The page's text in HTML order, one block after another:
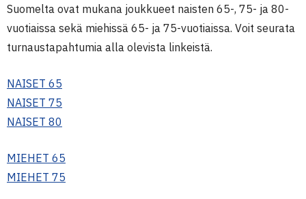
Suomelta ovat mukana joukkueet naisten 65-, 75- ja 80-
vuotiaissa sekä miehissä 65- ja 75-vuotiaissa. Voit seurata
turnaustapahtumia alla olevista linkeistä.
NAISET 65
NAISET 75
NAISET 80
MIEHET 65
MIEHET 75